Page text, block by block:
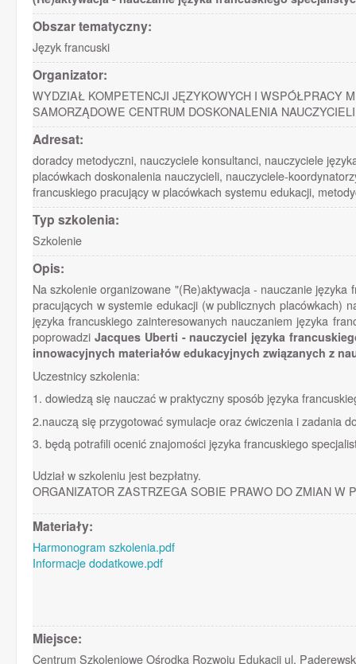
Obszar tematyczny:
Język francuski
Organizator:
WYDZIAŁ KOMPETENCJI JĘZYKOWYCH I WSPÓŁPRACY
SAMORZĄDOWE CENTRUM DOSKONALENIA
Adresat:
doradcy metodyczni, nauczyciele konsultanci, nauczyciele
placówkach doskonalenia nauczycieli, nauczyciele-
francuskiego pracujący w placówkach systemu edukacji,
Typ szkolenia:
Szkolenie
Opis:
Na szkolenie organizowane "(Re)aktywacja - nauczanie języka
pracujących w systemie edukacji (w publicznych placówkach)
języka francuskiego zainteresowanych nauczaniem języka
poprowadzi Jacques Uberti - nauczyciel języka
innowacyjnych materiałów edukacyjnych związanych z
Uczestnicy szkolenia:
1. dowiedzą się nauczać w praktyczny sposób języka
2.nauczą się przygotować symulacje oraz ćwiczenia i zadania
3. będą potrafili ocenić znajomości języka francuskiego
Udział w szkoleniu jest bezpłatny.
ORGANIZATOR ZASTRZEGA SOBIE PRAWO DO ZMIAN W
Materiały:
Harmonogram szkolenia.pdf
Informacje dodatkowe.pdf
Miejsce:
Centrum Szkoleniowe Ośrodka Rozwoju Edukacji ul.